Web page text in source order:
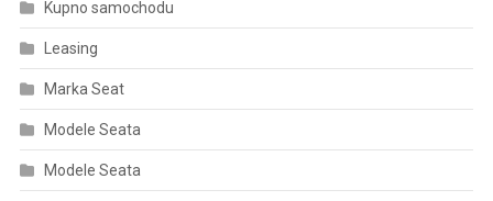
Kupno samochodu
Leasing
Marka Seat
Modele Seata
Modele Seata